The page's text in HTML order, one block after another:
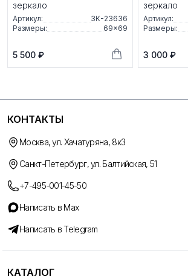
зеркало
Артикул:
ЗК-23636
Размеры:
69×69
5 500 ₽
зеркало
Артикул:
Размеры:
3 000 ₽
КОНТАКТЫ
Москва, ул. Хачатуряна, 8к3
Санкт-Петербург, ул. Балтийская, 51
+7-495-001-45-50
Написать в Max
Написать в Telegram
КАТАЛОГ